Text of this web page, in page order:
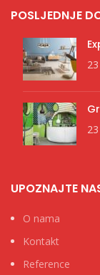
POSLJEDNJE
UPOZNAJTE
O nama
Kontakt
Reference